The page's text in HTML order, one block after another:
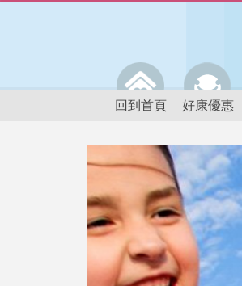
回到首頁 好康優惠